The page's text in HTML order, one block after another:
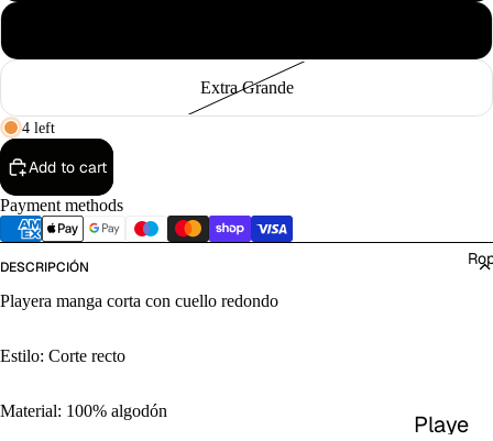
Playe
Extra Grande
4 left
Add to cart
Payment methods
DESCRIPCIÓN
Playera manga corta con cuello redondo
Estilo: Corte recto
Material: 100% algodón